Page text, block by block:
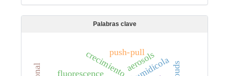
Palabras clave
crecimiento
fluorescence
aerosols
push-pull